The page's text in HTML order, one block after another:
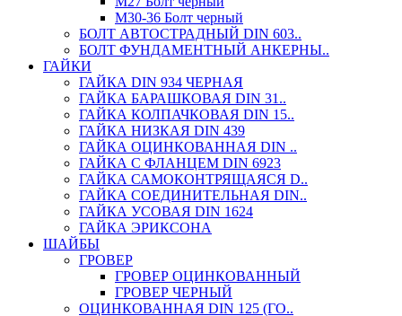
М30-36 Болт черный
БОЛТ АВТОСТРАДНЫЙ DIN 603..
БОЛТ ФУНДАМЕНТНЫЙ АНКЕРНЫ..
ГАЙКИ
ГАЙКА DIN 934 ЧЕРНАЯ
ГАЙКА БАРАШКОВАЯ DIN 31..
ГАЙКА КОЛПАЧКОВАЯ DIN 15..
ГАЙКА НИЗКАЯ DIN 439
ГАЙКА ОЦИНКОВАННАЯ DIN ..
ГАЙКА С ФЛАНЦЕМ DIN 6923
ГАЙКА САМОКОНТРЯЩАЯСЯ D..
ГАЙКА СОЕДИНИТЕЛЬНАЯ DIN..
ГАЙКА УСОВАЯ DIN 1624
ГАЙКА ЭРИКСОНА
ШАЙБЫ
ГРОВЕР
ГРОВЕР ОЦИНКОВАННЫЙ
ГРОВЕР ЧЕРНЫЙ
ОЦИНКОВАННАЯ DIN 125 (ГО..